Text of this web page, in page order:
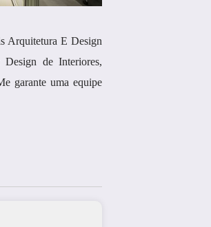
Arquitetura E Design
de Interiores,
garante uma equipe